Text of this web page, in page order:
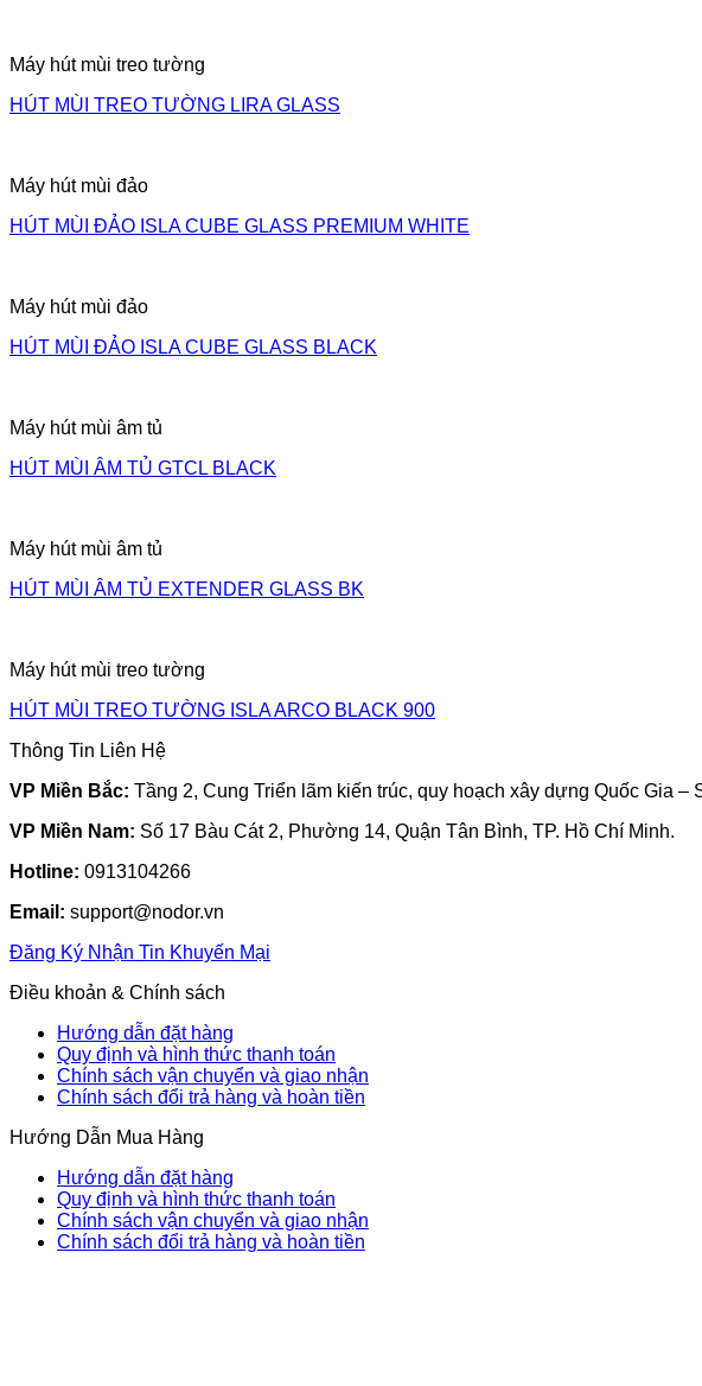
Máy hút mùi treo tường
HÚT MÙI TREO TƯỜNG LIRA GLASS
Máy hút mùi đảo
HÚT MÙI ĐẢO ISLA CUBE GLASS PREMIUM WHITE
Máy hút mùi đảo
HÚT MÙI ĐẢO ISLA CUBE GLASS BLACK
Máy hút mùi âm tủ
HÚT MÙI ÂM TỦ GTCL BLACK
Máy hút mùi âm tủ
HÚT MÙI ÂM TỦ EXTENDER GLASS BK
Máy hút mùi treo tường
HÚT MÙI TREO TƯỜNG ISLA ARCO BLACK 900
Thông Tin Liên Hệ
VP Miền Bắc: Tầng 2, Cung Triển lãm kiến trúc, quy hoạch xây dựng Quốc Gia
VP Miền Nam: Số 17 Bàu Cát 2, Phường 14, Quận Tân Bình, TP. Hồ Chí Minh.
Hotline: 0913104266
Email: support@nodor.vn
Đăng Ký Nhận Tin Khuyến Mại
Điều khoản & Chính sách
Hướng dẫn đặt hàng
Quy định và hình thức thanh toán
Chính sách vận chuyển và giao nhận
Chính sách đổi trả hàng và hoàn tiền
Hướng Dẫn Mua Hàng
Hướng dẫn đặt hàng
Quy định và hình thức thanh toán
Chính sách vận chuyển và giao nhận
Chính sách đổi trả hàng và hoàn tiền